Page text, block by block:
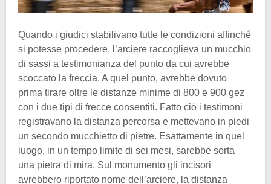
Quando i giudici stabilivano tutte le condizioni affinché
si potesse procedere, l’arciere raccoglieva un mucchio
di sassi a testimonianza del punto da cui avrebbe
scoccato la freccia. A quel punto, avrebbe dovuto
prima tirare oltre le distanze minime di 800 e 900 gez
con i due tipi di frecce consentiti. Fatto ciò i testimoni
registravano la distanza percorsa e mettevano in piedi
un secondo mucchietto di pietre. Esattamente in quel
luogo, in un tempo limite di sei mesi, sarebbe sorta
una pietra di mira. Sul monumento gli incisori
avrebbero riportato nome dell’arciere, la distanza